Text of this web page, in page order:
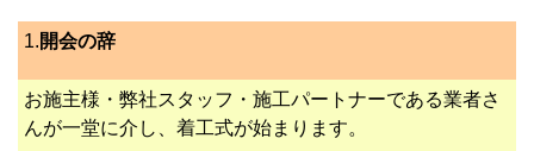
1.開会の辞
お施主様・弊社スタッフ・施工パートナーである業者さ
んが一堂に介し、着工式が始まります。